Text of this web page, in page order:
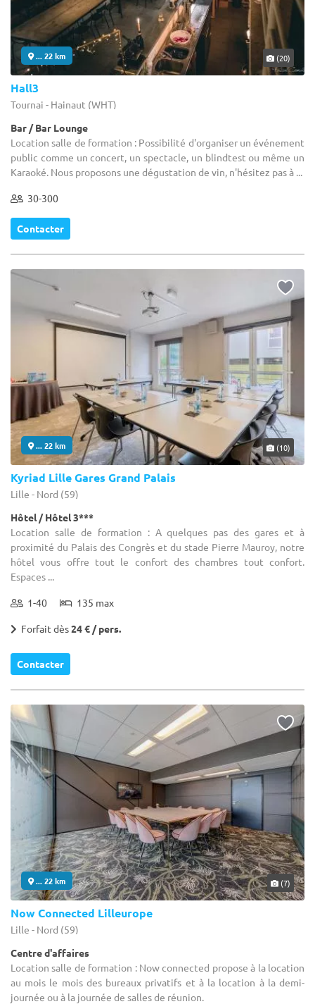
... 22 km (20)
Hall3
Tournai - Hainaut (WHT)
Bar / Bar Lounge
Location salle de formation : Possibilité d'organiser un événement
public comme un concert, un spectacle, un blindtest ou même un
Karaoké. Nous proposons une dégustation de vin, n'hésitez pas à ...
30-300
Contacter
... 22 km (10)
Kyriad Lille Gares Grand Palais
Lille - Nord (59)
Hôtel / Hôtel 3***
Location salle de formation : A quelques pas des gares et à
proximité du Palais des Congrès et du stade Pierre Mauroy, notre
hôtel vous offre tout le confort des chambres tout confort.
Espaces ...
1-40 135 max
Forfait dès24 € / pers.
Contacter
... 22 km (7)
Now Connected Lilleurope
Lille - Nord (59)
Centre d'affaires
Location salle de formation : Now connected propose à la location
au mois le mois des bureaux privatifs et à la location à la demi-
journée ou à la journée de salles de réunion.